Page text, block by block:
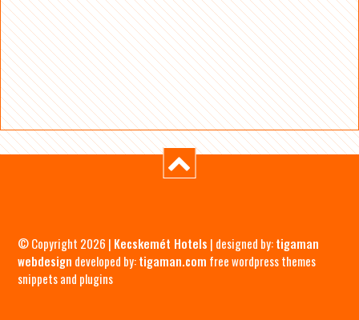
© Copyright 2026 | Kecskemét Hotels | designed by:tigaman
webdesign developed by:tigaman.com free wordpress themes
snippets and plugins